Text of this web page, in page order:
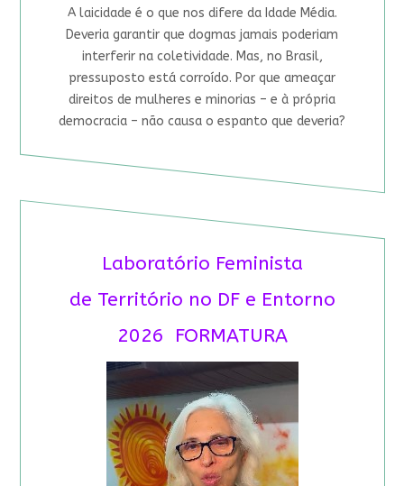
A laicidade é o que nos difere da Idade Média.
Deveria garantir que dogmas jamais poderiam
interferir na coletividade. Mas, no Brasil,
pressuposto está corroído. Por que ameaçar
direitos de mulheres e minorias – e à própria
democracia – não causa o espanto que deveria?
Laboratório Feminista
de Território no DF e Entorno
2026 FORMATURA